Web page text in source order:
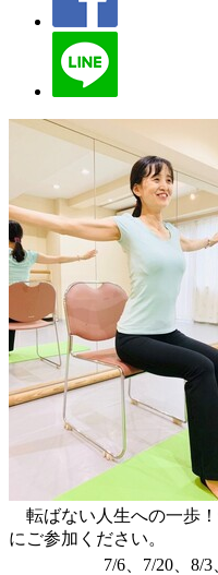
転ばない人生への一歩
にご参加ください。
7/6、7/20、8/3